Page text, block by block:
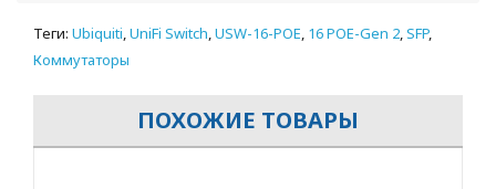
Теги: Ubiquiti,UniFi Switch,USW-16-POE, 16 POE-Gen 2,SFP,
Коммутаторы
ПОХОЖИЕ ТОВАРЫ